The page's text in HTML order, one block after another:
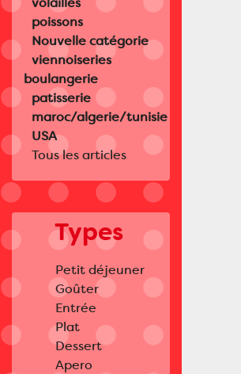
poissons
Nouvelle catégorie
viennoiseries
boulangerie
patisserie
maroc/algerie/tunisie
USA
Tous les articles
Types
Petit déjeuner
Goûter
Entrée
Plat
Dessert
Apero